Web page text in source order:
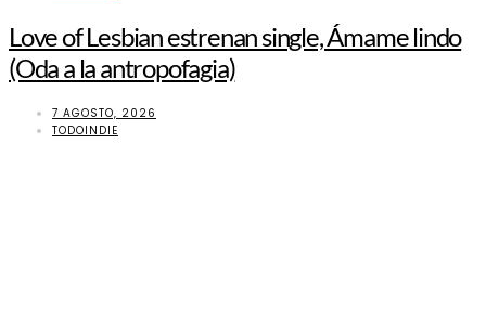
Love of Lesbian estrenan single, Ámame lindo
(Oda a la antropofagia)
7 AGOSTO, 2026
TODOINDIE